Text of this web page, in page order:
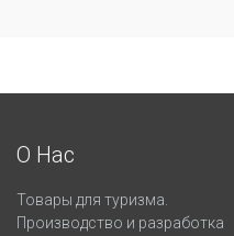
О Нас
Товары для туризма.
Производство и разработка